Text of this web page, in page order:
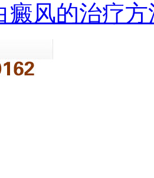
癜风的治疗